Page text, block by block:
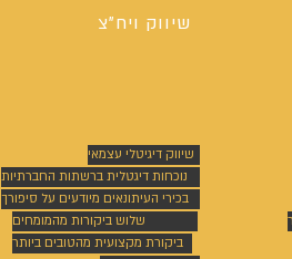
שיווק ויח"צ
שיווק דיגיטלי עצמאי
נוכחות דיגטלית ברשתות החברתיות
בכירי העיתונאים מיודעים על סיפורך
שלוש ביקורות מהמומחים
ביקורת מקצועית מהטובים ביותר